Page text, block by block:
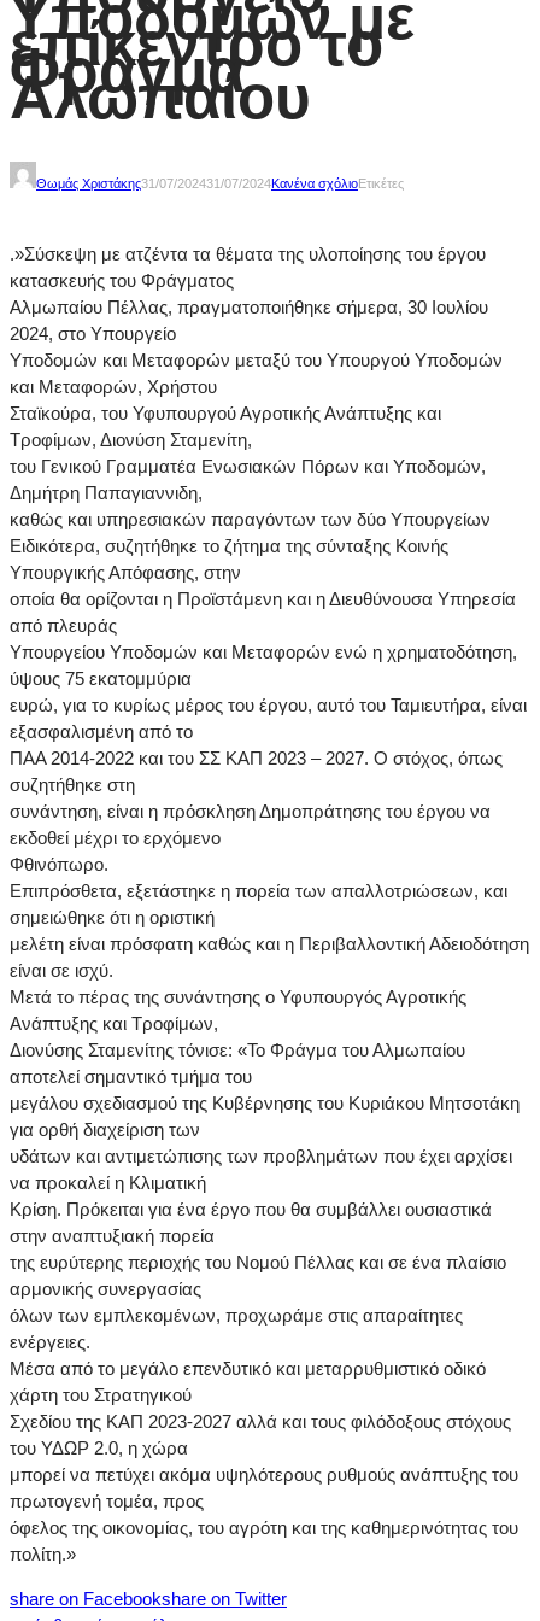
Υποδομών με
επίκεντρο το
Φράγμα
Αλωπαίου
Θωμάς Χριστάκης31/07/202431/07/2024Κανένα σχόλιοΕτικέτες
.»Σύσκεψη με ατζέντα τα θέματα της υλοποίησης του έργου
κατασκευής του Φράγματος
Αλμωπαίου Πέλλας, πραγματοποιήθηκε σήμερα, 30 Ιουλίου
2024, στο Υπουργείο
Υποδομών και Μεταφορών μεταξύ του Υπουργού Υποδομών
και Μεταφορών, Χρήστου
Σταϊκούρα, του Υφυπουργού Αγροτικής Ανάπτυξης και
Τροφίμων, Διονύση Σταμενίτη,
του Γενικού Γραμματέα Ενωσιακών Πόρων και Υποδομών,
Δημήτρη Παπαγιαννιδη,
καθώς και υπηρεσιακών παραγόντων των δύο Υπουργείων
Ειδικότερα, συζητήθηκε το ζήτημα της σύνταξης Κοινής
Υπουργικής Απόφασης, στην
οποία θα ορίζονται η Προϊστάμενη και η Διευθύνουσα Υπηρεσία
από πλευράς
Υπουργείου Υποδομών και Μεταφορών ενώ η χρηματοδότηση,
ύψους 75 εκατομμύρια
ευρώ, για το κυρίως μέρος του έργου, αυτό του Ταμιευτήρα, είναι
εξασφαλισμένη από το
ΠΑΑ 2014-2022 και του ΣΣ ΚΑΠ 2023 – 2027. Ο στόχος, όπως
συζητήθηκε στη
συνάντηση, είναι η πρόσκληση Δημοπράτησης του έργου να
εκδοθεί μέχρι το ερχόμενο
Φθινόπωρο.
Επιπρόσθετα, εξετάστηκε η πορεία των απαλλοτριώσεων, και
σημειώθηκε ότι η οριστική
μελέτη είναι πρόσφατη καθώς και η Περιβαλλοντική Αδειοδότηση
είναι σε ισχύ.
Μετά το πέρας της συνάντησης ο Υφυπουργός Αγροτικής
Ανάπτυξης και Τροφίμων,
Διονύσης Σταμενίτης τόνισε: «Το Φράγμα του Αλμωπαίου
αποτελεί σημαντικό τμήμα του
μεγάλου σχεδιασμού της Κυβέρνησης του Κυριάκου Μητσοτάκη
για ορθή διαχείριση των
υδάτων και αντιμετώπισης των προβλημάτων που έχει αρχίσει
να προκαλεί η Κλιματική
Κρίση. Πρόκειται για ένα έργο που θα συμβάλλει ουσιαστικά
στην αναπτυξιακή πορεία
της ευρύτερης περιοχής του Νομού Πέλλας και σε ένα πλαίσιο
αρμονικής συνεργασίας
όλων των εμπλεκομένων, προχωράμε στις απαραίτητες
ενέργειες.
Μέσα από το μεγάλο επενδυτικό και μεταρρυθμιστικό οδικό
χάρτη του Στρατηγικού
Σχεδίου της ΚΑΠ 2023-2027 αλλά και τους φιλόδοξους στόχους
του ΥΔΩΡ 2.0, η χώρα
μπορεί να πετύχει ακόμα υψηλότερους ρυθμούς ανάπτυξης του
πρωτογενή τομέα, προς
όφελος της οικονομίας, του αγρότη και της καθημερινότητας του
πολίτη.»
share on Facebookshare on Twitter